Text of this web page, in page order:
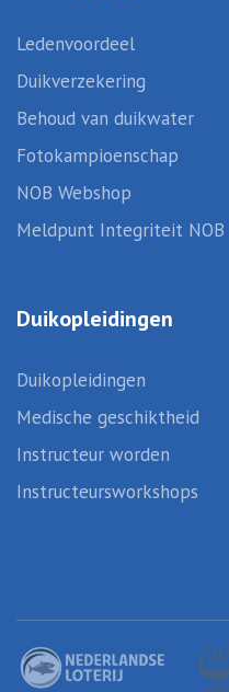
Ledenvoordeel
Duikverzekering
Behoud van duikwater
Fotokampioenschap
NOB Webshop
Meldpunt Integriteit NOB
Duikopleidingen
Duikopleidingen
Medische geschiktheid
Instructeur worden
Instructeursworkshops